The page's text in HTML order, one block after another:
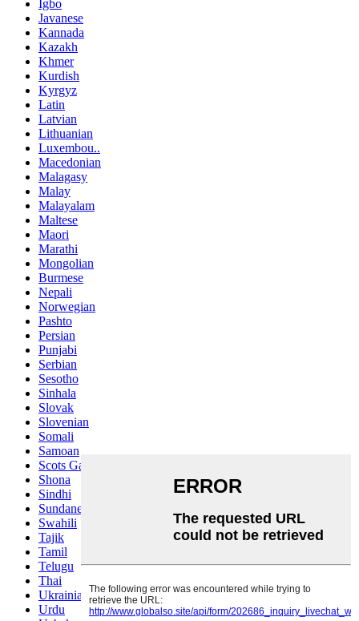
Igbo
Javanese
Kannada
Kazakh
Khmer
Kurdish
Kyrgyz
Latin
Latvian
Lithuanian
Luxembou..
Macedonian
Malagasy
Malay
Malayalam
Maltese
Maori
Marathi
Mongolian
Burmese
Nepali
Norwegian
Pashto
Persian
Punjabi
Serbian
Sesotho
Sinhala
Slovak
Slovenian
Somali
Samoan
Scots Gaelic
Shona
Sindhi
Sundanese
Swahili
Tajik
Tamil
Telugu
Thai
Ukrainian
Urdu